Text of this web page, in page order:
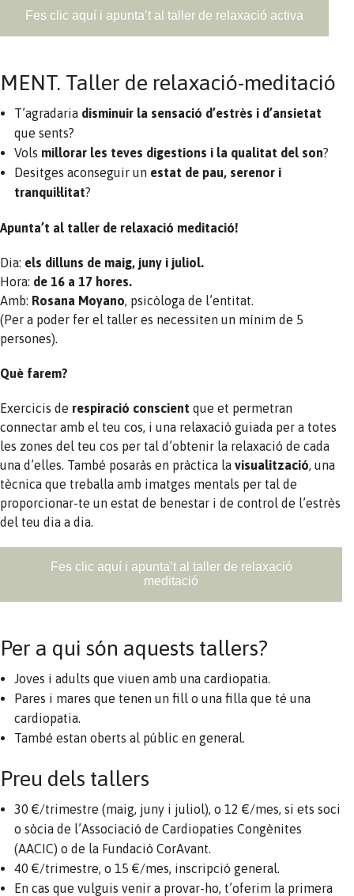
Fes clic aquí i apunta’t al taller de relaxació activa
MENT. Taller de relaxació-meditació
T’agradaria disminuir la sensació d’estrès i d’ansietat
que sents?
Vols millorar les teves digestions i la qualitat del son?
Desitges aconseguir un estat de pau, serenor i
tranquil·litat?
Apunta’t al taller de relaxació meditació!
Dia: els dilluns de maig, juny i juliol.
Hora: de 16 a 17 hores.
Amb: Rosana Moyano , psicòloga de l’entitat.
(Per a poder fer el taller es necessiten un mínim de 5
persones).
Què farem?
Exercicis de respiració conscient que et permetran
connectar amb el teu cos, i una relaxació guiada per a totes
les zones del teu cos per tal d’obtenir la relaxació de cada
una d’elles. També posaràs en pràctica la visualització , una
tècnica que treballa amb imatges mentals per tal de
proporcionar-te un estat de benestar i de control de l’estrès
del teu dia a dia.
Fes clic aquí i apunta’t al taller de relaxació
meditació
Per a qui són aquests tallers?
Joves i adults que viuen amb una cardiopatia.
Pares i mares que tenen un fill o una filla que té una
cardiopatia.
També estan oberts al públic en general.
Preu dels tallers
30 €/trimestre (maig, juny i juliol), o 12 €/mes, si ets soci
o sòcia de l’Associació de Cardiopaties Congènites
(AACIC) o de la Fundació CorAvant.
40 €/trimestre, o 15 €/mes, inscripció general.
En cas que vulguis venir a provar-ho, t’oferim la primera